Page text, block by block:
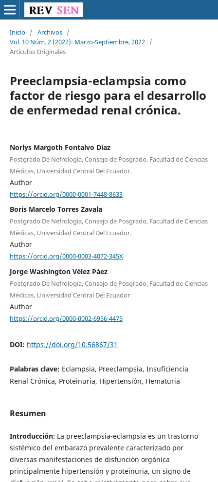
Inicio / Archivos /
Vol. 10 Núm. 2 (2022): Marzo-Septiembre, 2022 /
Artículos Originales
Preeclampsia-eclampsia como
factor de riesgo para el desarrollo
de enfermedad renal crónica.
Norlys Margoth Fontalvo Díaz
Postgrado De Nefrología, Consejo de Posgrado, Facultad de Ciencias
Médicas, Universidad Central Del Ecuador.
Author
https://orcid.org/0000-0001-7448-8633
Boris Marcelo Torres Zavala
Postgrado De Nefrología, Consejo de Posgrado, Facultad de Ciencias
Médicas, Universidad Central Del Ecuador.
Author
https://orcid.org/0000-0003-4072-345X
Jorge Washington Vélez Páez
Postgrado De Nefrología, Consejo de Posgrado, Facultad de Ciencias
Médicas, Universidad Central Del Ecuador
Author
https://orcid.org/0000-0002-6956-4475
DOI: https://doi.org/10.56867/31
Palabras clave: Eclampsia, Preeclampsia, Insuficiencia
Renal Crónica, Proteinuria, Hipertensión, Hematuria
Resumen
Introducción: La preeclampsia-eclampsia es un trastorno
sistémico del embarazo prevalente caracterizado por
diversas manifestaciones de disfunción orgánica
principalmente hipertensión y proteinuria, un signo de